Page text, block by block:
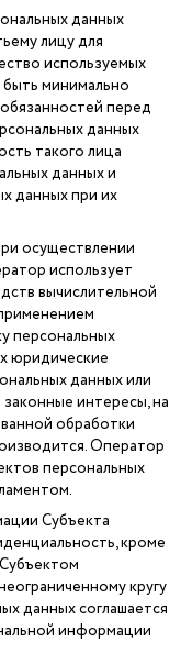
данных
лицу для
используемых
минимально
перед
данных
такого лица
данных и
данных при их
осуществлении
использует
вычислительной
персональных
юридические
данных или
интересы, на
обработки
Оператор
персональных
Субъекта
кроме
кругу
данных соглашается
информации